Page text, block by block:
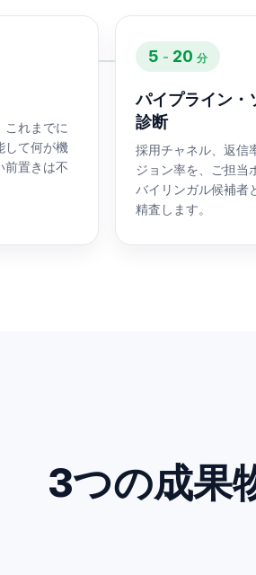
これまでに
して何が機
前置きは不
5 - 20 分
パイプライン・
診断
採用チャネル、返信
ジョン率を、ご担当
バイリンガル候補者
精査します。
3つの成果